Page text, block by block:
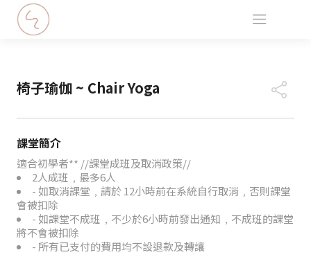
椅子瑜伽 ~ Chair Yoga
課堂簡介
適合初學者** //課堂成班及取消政策//
2人成班﹐最多6人
- 如取消課堂﹐請於 12小時前在系統自行取消﹐否則課堂
會被扣除
- 如課堂不成班﹐不少於6小時前發出通知﹐不成班的課堂
將不會被扣除
- 所有已支付的費用均不設退款及轉讓